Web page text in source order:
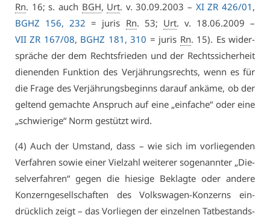
Rn. 16; s. auch BGH, Urt. v. 30.09.2003 – XI ZR 426/01 ,
BGHZ 156, 232 = ju­ris Rn. 53; Urt. v. 18.06.2009 –
VII ZR 167/08, BGHZ 181, 310 = ju­ris Rn. 15). Es wi­der­
sprä­che der dem Rechts­frie­den und der Rechts­si­cher­heit
die­nen­den Funk­ti­on des Ver­jäh­rungs­rechts, wenn es für
die Fra­ge des Ver­jäh­rungs­be­ginns dar­auf an­kä­me, ob der
gel­tend ge­mach­te An­spruch auf ei­ne „ein­fa­che“ oder ei­ne
„schwie­ri­ge“ Norm ge­stützt wird.
(4) Auch der Um­stand, dass – wie sich im vor­lie­gen­den
Ver­fah­ren so­wie ei­ner Viel­zahl wei­te­rer so­ge­nann­ter „Die­
sel­ver­fah­ren“ ge­gen die hie­si­ge Be­klag­te oder an­de­re
Kon­zern­ge­sell­schaf­ten des Volks­wa­gen-Kon­zerns ein­
drück­lich zeigt – das Vor­lie­gen der ein­zel­nen Tat­be­stands­